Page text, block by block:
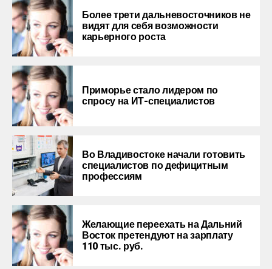
Более трети дальневосточников не
видят для себя возможности
карьерного роста
Приморье стало лидером по
спросу на ИТ-специалистов
Во Владивостоке начали готовить
специалистов по дефицитным
профессиям
Желающие переехать на Дальний
Восток претендуют на зарплату
110 тыс. руб.